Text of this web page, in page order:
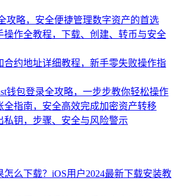
攻略，安全便捷管理数字资产的首选
操作全教程，下载、创建、转币与安全
合约地址详细教程，新手零失败操作指
钱包登录全攻略，一步步教你轻松操作
全指南，安全高效完成加密资产转移
私钥，步骤、安全与风险警示
怎么下载？iOS用户2024最新下载安装教